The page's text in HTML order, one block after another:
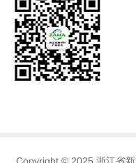
Copyright © 2025 浙江省